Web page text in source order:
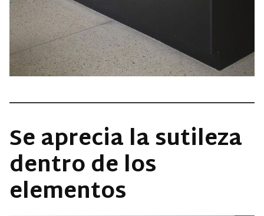
Se aprecia la sutileza
dentro de los
elementos